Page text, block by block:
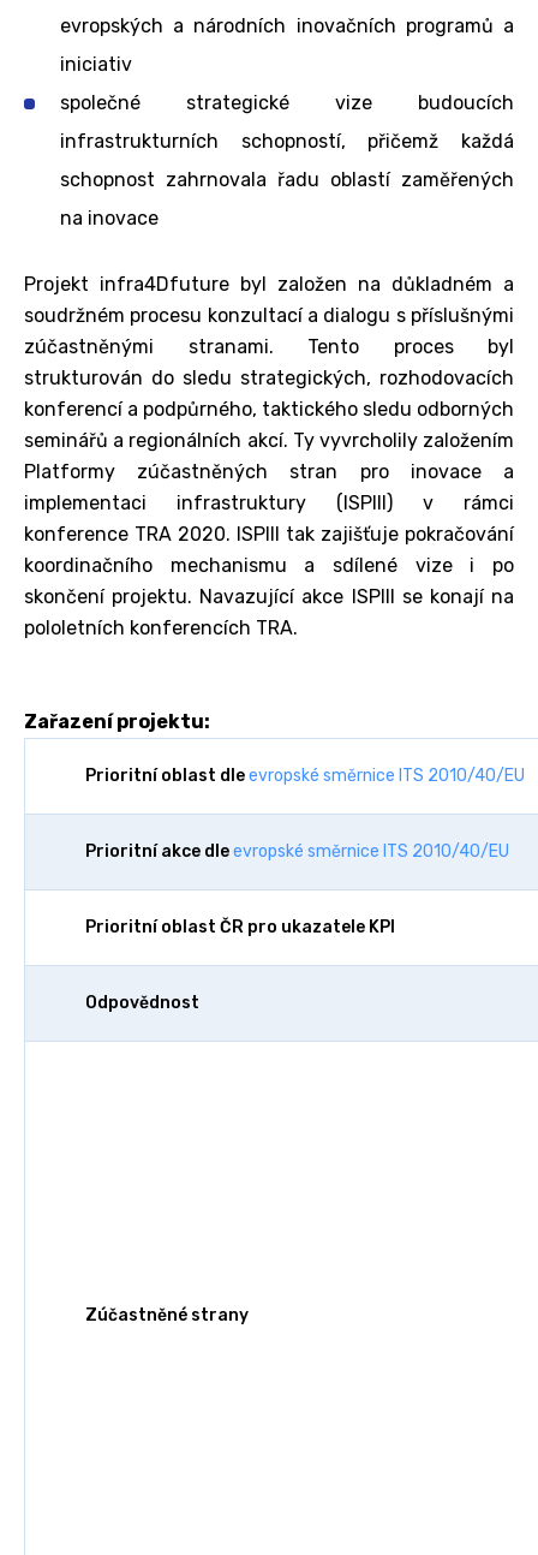
evropských a národních inovačních programů a
iniciativ
společné strategické vize budoucích
infrastrukturních schopností, přičemž každá
schopnost zahrnovala řadu oblastí zaměřených
na inovace
Projekt infra4Dfuture byl založen na důkladném a
soudržném procesu konzultací a dialogu s příslušnými
zúčastněnými stranami. Tento proces byl
strukturován do sledu strategických, rozhodovacích
konferencí a podpůrného, taktického sledu odborných
seminářů a regionálních akcí. Ty vyvrcholily založením
Platformy zúčastněných stran pro inovace a
implementaci infrastruktury (ISPIII) v rámci
konference TRA 2020. ISPIII tak zajišťuje pokračování
koordinačního mechanismu a sdílené vize i po
skončení projektu. Navazující akce ISPIII se konají na
pololetních konferencích TRA.
Zařazení projektu:
Prioritní oblast dleevropské směrnice ITS 2010/40/EU
Prioritní akce dleevropské směrnice ITS 2010/40/EU
Prioritní oblast ČR pro ukazatele KPI
Odpovědnost
Zúčastněné strany